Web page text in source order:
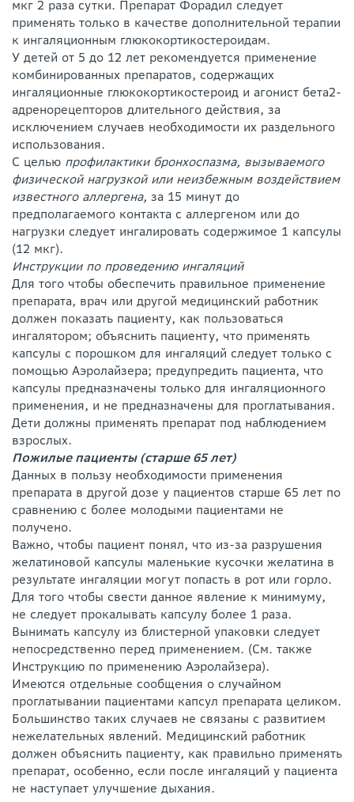
мкг 2 раза сутки. Препарат Форадил следует
применять только в качестве дополнительной терапии
к ингаляционным глюкокортикостероидам.
У детей от 5 до 12 лет рекомендуется применение
комбинированных препаратов, содержащих
ингаляционные глюкокортикостероид и агонист бета2-
адренорецепторов длительного действия, за
исключением случаев необходимости их раздельного
использования.
С целью профилактики бронхоспазма, вызываемого
физической нагрузкой или неизбежным воздействием
известного аллергена, за 15 минут до
предполагаемого контакта с аллергеном или до
нагрузки следует ингалировать содержимое 1 капсулы
(12 мкг).
Инструкции по проведению ингаляций
Для того чтобы обеспечить правильное применение
препарата, врач или другой медицинский работник
должен показать пациенту, как пользоваться
ингалятором; объяснить пациенту, что применять
капсулы с порошком для ингаляций следует только с
помощью Аэролайзера; предупредить пациента, что
капсулы предназначены только для ингаляционного
применения, и не предназначены для проглатывания.
Дети должны применять препарат под наблюдением
взрослых.
Пожилые пациенты (старше 65 лет)
Данных в пользу необходимости применения
препарата в другой дозе у пациентов старше 65 лет по
сравнению с более молодыми пациентами не
получено.
Важно, чтобы пациент понял, что из-за разрушения
желатиновой капсулы маленькие кусочки желатина в
результате ингаляции могут попасть в рот или горло.
Для того чтобы свести данное явление к минимуму,
не следует прокалывать капсулу более 1 раза.
Вынимать капсулу из блистерной упаковки следует
непосредственно перед применением. (См. также
Инструкцию по применению Аэролайзера).
Имеются отдельные сообщения о случайном
проглатывании пациентами капсул препарата целиком.
Большинство таких случаев не связаны с развитием
нежелательных явлений. Медицинский работник
должен объяснить пациенту, как правильно применять
препарат, особенно, если после ингаляций у пациента
не наступает улучшение дыхания.